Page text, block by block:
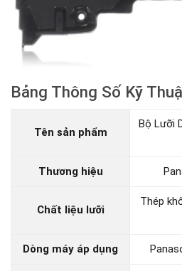
Bảng Thông Số Kỹ
Tên sản phẩm
Bộ Lưỡi
Thương hiệu
Chất liệu lưỡi
Thép
Dòng máy áp dụng